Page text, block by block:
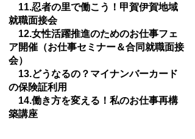
11.忍者の里で働こう！甲賀伊賀地域
就職面接会
12.女性活躍推進のためのお仕事フェ
ア開催（お仕事セミナー＆合同就職面接
会）
13.どうなるの？マイナンバーカード
の保険証利用
14.働き方を変える！私のお仕事再構
築講座